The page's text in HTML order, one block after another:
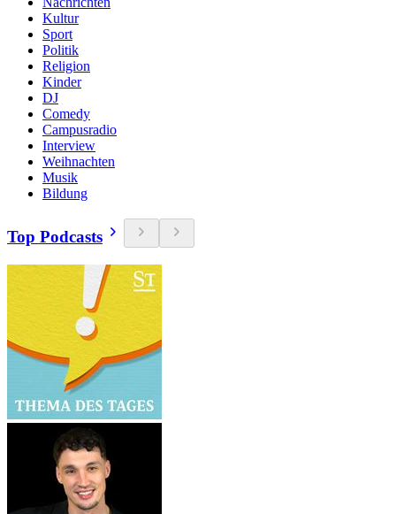
Kultur
Sport
Politik
Religion
Kinder
DJ
Comedy
Campusradio
Interview
Weihnachten
Musik
Bildung
Top Podcasts